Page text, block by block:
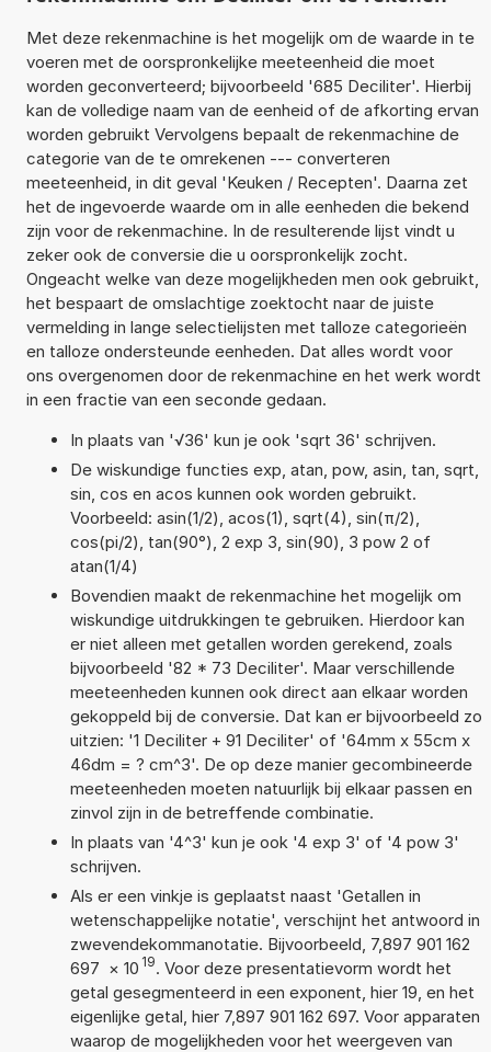
Met deze rekenmachine is het mogelijk om de waarde in te
voeren met de oorspronkelijke meeteenheid die moet
worden geconverteerd; bijvoorbeeld '685 Deciliter'. Hierbij
kan de volledige naam van de eenheid of de afkorting ervan
worden gebruikt Vervolgens bepaalt de rekenmachine de
categorie van de te omrekenen --- converteren
meeteenheid, in dit geval 'Keuken / Recepten'. Daarna zet
het de ingevoerde waarde om in alle eenheden die bekend
zijn voor de rekenmachine. In de resulterende lijst vindt u
zeker ook de conversie die u oorspronkelijk zocht.
Ongeacht welke van deze mogelijkheden men ook gebruikt,
het bespaart de omslachtige zoektocht naar de juiste
vermelding in lange selectielijsten met talloze categorieën
en talloze ondersteunde eenheden. Dat alles wordt voor
ons overgenomen door de rekenmachine en het werk wordt
in een fractie van een seconde gedaan.
In plaats van '√36' kun je ook 'sqrt 36' schrijven.
De wiskundige functies exp, atan, pow, asin, tan, sqrt,
sin, cos en acos kunnen ook worden gebruikt.
Voorbeeld: asin(1/2), acos(1), sqrt(4), sin(π/2),
cos(pi/2), tan(90°), 2 exp 3, sin(90), 3 pow 2 of
atan(1/4)
Bovendien maakt de rekenmachine het mogelijk om
wiskundige uitdrukkingen te gebruiken. Hierdoor kan
er niet alleen met getallen worden gerekend, zoals
bijvoorbeeld '82 * 73 Deciliter'. Maar verschillende
meeteenheden kunnen ook direct aan elkaar worden
gekoppeld bij de conversie. Dat kan er bijvoorbeeld zo
uitzien: '1 Deciliter + 91 Deciliter' of '64mm x 55cm x
46dm = ? cm^3'. De op deze manier gecombineerde
meeteenheden moeten natuurlijk bij elkaar passen en
zinvol zijn in de betreffende combinatie.
In plaats van '4^3' kun je ook '4 exp 3' of '4 pow 3'
schrijven.
Als er een vinkje is geplaatst naast 'Getallen in
wetenschappelijke notatie', verschijnt het antwoord in
zwevendekommanotatie. Bijvoorbeeld, 7,897 901 162
697 × 10 19. Voor deze presentatievorm wordt het
getal gesegmenteerd in een exponent, hier 19, en het
eigenlijke getal, hier 7,897 901 162 697. Voor apparaten
waarop de mogelijkheden voor het weergeven van